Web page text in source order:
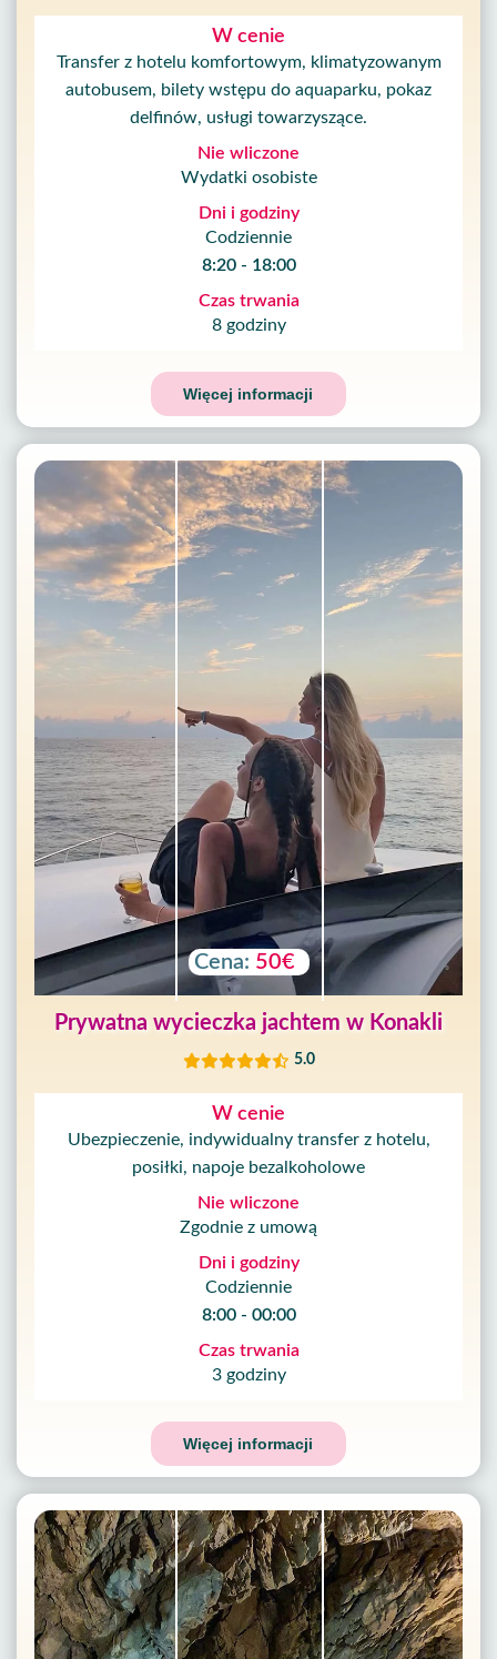
W cenie
Transfer z hotelu komfortowym, klimatyzowanym
autobusem, bilety wstępu do aquaparku, pokaz
delfinów, usługi towarzyszące.
Nie wliczone
Wydatki osobiste
Dni i godziny
Codziennie
8:20 - 18:00
Czas trwania
8 godziny
Więcej informacji
Cena: 50€
Prywatna wycieczka jachtem w Konakli
5.0
W cenie
Ubezpieczenie, indywidualny transfer z hotelu,
posiłki, napoje bezalkoholowe
Nie wliczone
Zgodnie z umową
Dni i godziny
Codziennie
8:00 - 00:00
Czas trwania
3 godziny
Więcej informacji